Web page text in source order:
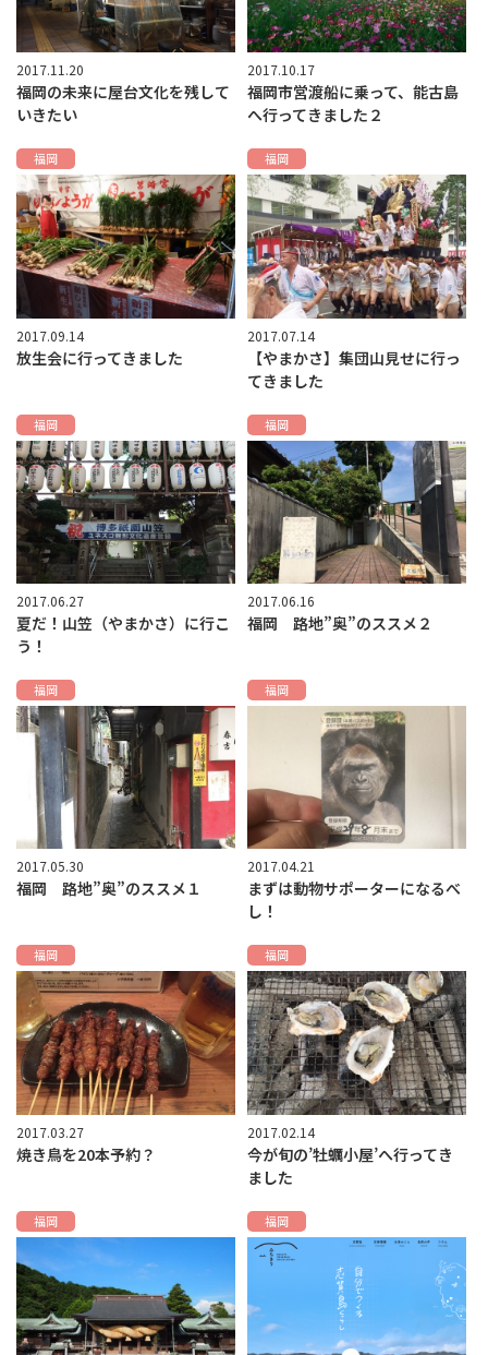
2017.11.20
福岡の未来に屋台文化を残して
いきたい
2017.10.17
福岡市営渡船に乗って、能古島
へ行ってきました２
福岡
2017.09.14
放生会に行ってきました
福岡
2017.07.14
【やまかさ】集団山見せに行っ
てきました
福岡
2017.06.27
夏だ！山笠（やまかさ）に行こ
う！
福岡
2017.06.16
福岡 路地”奥”のススメ２
福岡
2017.05.30
福岡 路地”奥”のススメ１
福岡
2017.04.21
まずは動物サポーターになるべ
し！
福岡
2017.03.27
焼き鳥を20本予約？
福岡
2017.02.14
今が旬の’牡蠣小屋’へ行ってき
ました
福岡 福岡